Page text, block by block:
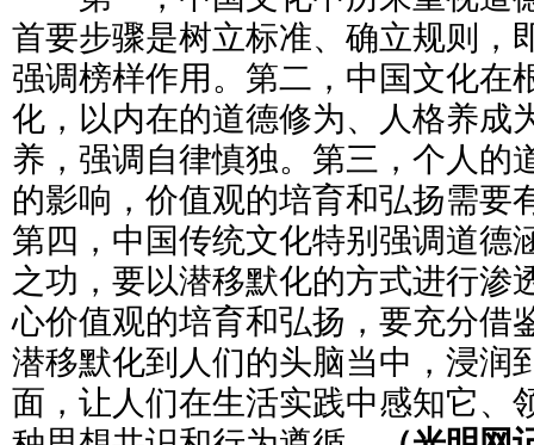
首要步骤是树立标准、确立规则，
强调榜样作用。第二，中国文化在
化，以内在的道德修为、人格养成
养，强调自律慎独。第三，个人的
的影响，价值观的培育和弘扬需要
第四，中国传统文化特别强调道德
之功，要以潜移默化的方式进行渗
心价值观的培育和弘扬，要充分借
潜移默化到人们的头脑当中，浸润
面，让人们在生活实践中感知它、